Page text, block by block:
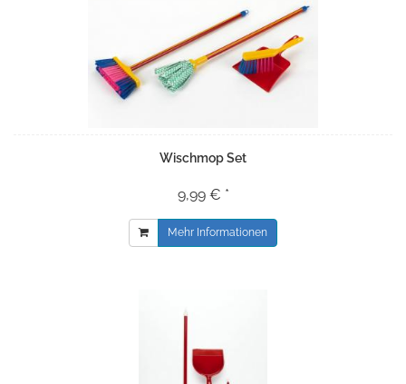
Wischmop Set
9,99 € *
Mehr Informationen